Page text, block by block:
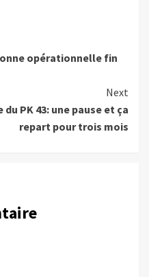
opérationnelle fin
Next
PK 43: une pause et ça
repart pour trois mois